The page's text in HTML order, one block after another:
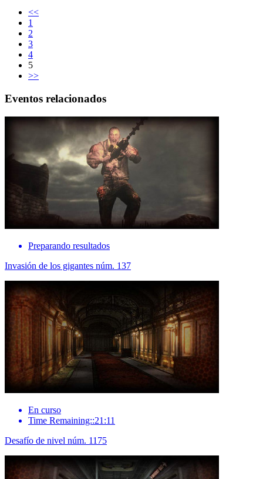
<<
1
2
3
4
5
>>
Eventos relacionados
Preparando resultados
Invasión de los gigantes núm. 137
En curso
Time Remaining::21:11
Desafío de nivel núm. 1175